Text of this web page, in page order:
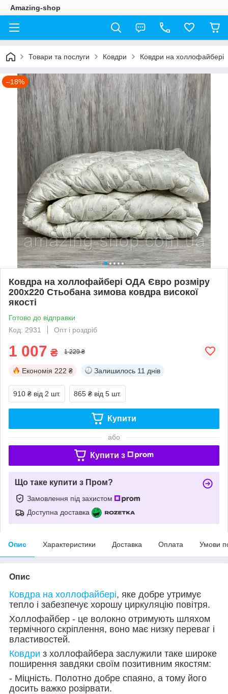
Amazing-shop
Товари та послуги Ковдри Ковдри на холлофайбері
–18%
Ковдра на холлофайбері ОДА Євро розміру
200х220 Стьобана зимова ковдра високої
якості
Готово до відправки
Код: 2931
Опт і роздріб
1 007 ₴ 1 229 ₴
Економія 222 ₴ Залишилось 11 днів
910 ₴ від 2 шт. 865 ₴ від 5 шт.
Купити
або
Купити з
Що таке купити з Пром?
Замовлення під захистом
Доступна доставка
Опис Характеристики Доставка Оплата Умови
Опис
Ковдра на холлофайбері, яке добре утримує
тепло і забезпечує хорошу циркуляцію повітря.
Холлофайбер - це волокно отримують шляхом
термічного скріплення, воно має низку переваг і
властивостей.
Ковдри з холлофайбера заслужили таке широке
поширення завдяки своїм позитивним якостям:
- Міцність. Полотно добре спаяно, а тому його
досить важко розірвати.